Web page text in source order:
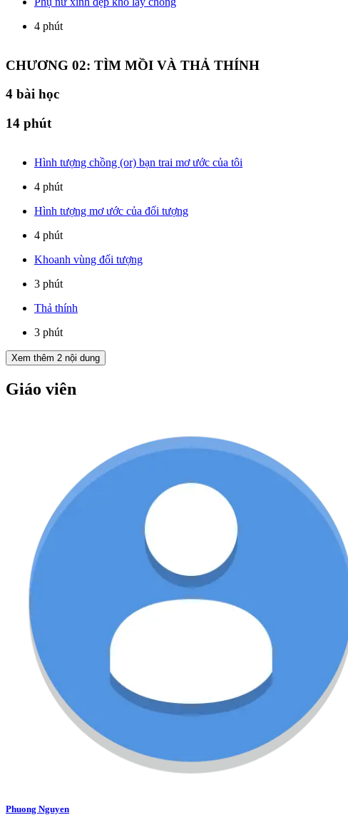
4 phút
CHƯƠNG 02: TÌM MỒI VÀ THẢ THÍNH
4 bài học
14 phút
Hình tượng chồng (or) bạn trai mơ ước của tôi
4 phút
Hình tượng mơ ước của đối tượng
4 phút
Khoanh vùng đối tượng
3 phút
Thả thính
3 phút
Xem thêm 2 nội dung
Giáo viên
Phuong Nguyen